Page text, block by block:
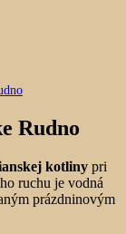
Rudno
kotliny pri
ruchu je vodná
prázdninovým